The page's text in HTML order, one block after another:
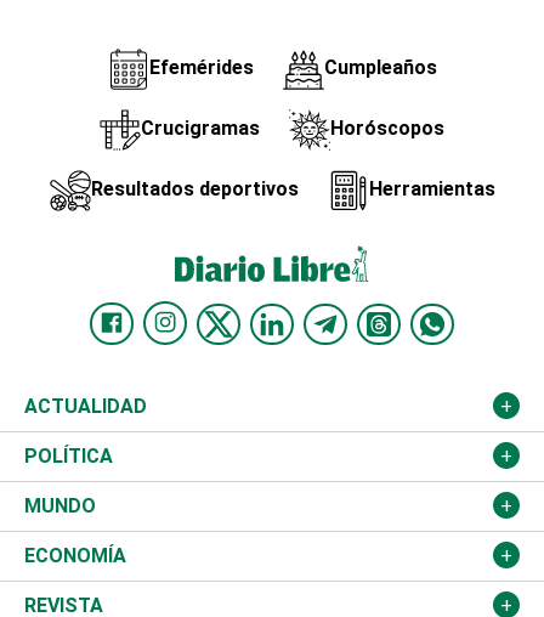
Efemérides Cumpleaños
Crucigramas Horóscopos
Resultados deportivos Herramientas
ACTUALIDAD
Nacional
Ciudad
Educación
Salud
POLÍTICA
Partidos
JCE
TSE
MUNDO
Estados Unidos
América Latina
ECONOMÍA
Finanzas
REVISTA